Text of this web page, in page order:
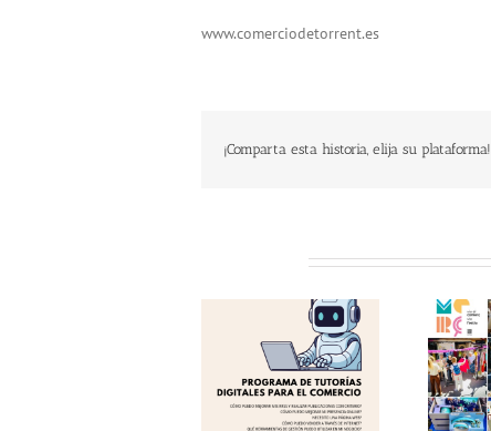
www.comerciodetorrent.es
¡Comparta esta historia, elija su plataforma!
Éxito en una nueva
edición del «Comerç
al Carrer de
Torrent»! Gracias!